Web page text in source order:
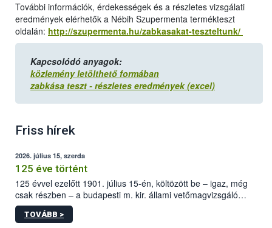
További információk, érdekességek és a részletes vizsgálati
eredmények elérhetők a Nébih Szupermenta termékteszt
oldalán: http://szupermenta.hu/zabkasakat-teszteltunk/
Kapcsolódó anyagok:
közlemény letölthető formában
zabkása teszt - részletes eredmények (excel)
Friss hírek
2026. július 15, szerda
125 éve történt
125 évvel ezelőtt 1901. július 15-én, költözött be – igaz, még
csak részben – a budapesti m. kir. állami vetőmagvizsgáló
állomás a Kis Rókus utca 15. szám alatti, Czigler Győző által
tervezett új épületébe.
TOVÁBB >